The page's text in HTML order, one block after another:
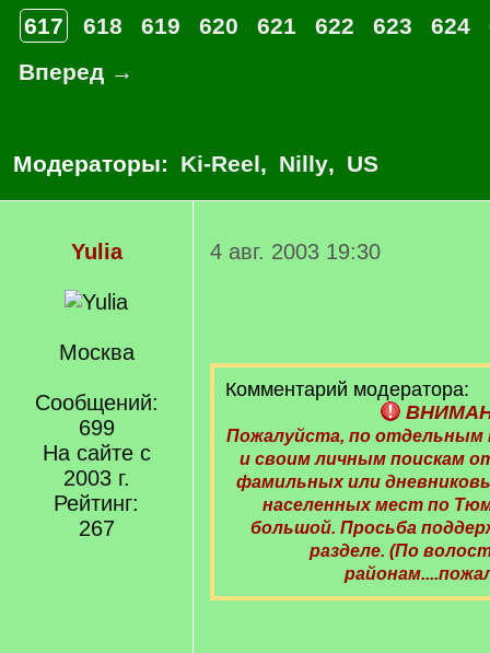
617
618 619 620 621 622 623 624
Вперед →
Модераторы: Ki-Reel, Nilly, US
Yulia
Москва
Сообщений:
699
На сайте с
2003 г.
Рейтинг:
267
4 авг. 2003 19:30
Комментарий модератора:
Пожалуйста, по отдельным
и своим личным поискам
фамильных или
населенных мест по
большой. Просьба
разделе. (По